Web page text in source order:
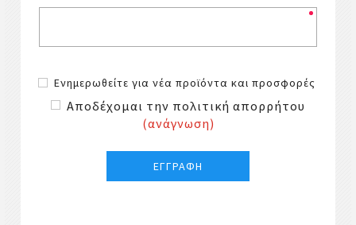
Ενημερωθείτε για νέα προϊόντα και προσφορές
Αποδέχομαι την πολιτική απορρήτου
(ανάγνωση)